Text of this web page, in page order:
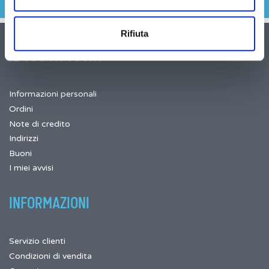
Rifiuta
IL TUO ACCOUNT
Informazioni personali
Ordini
Note di credito
Indirizzi
Buoni
I miei avvisi
INFORMAZIONI
Servizio clienti
Condizioni di vendita